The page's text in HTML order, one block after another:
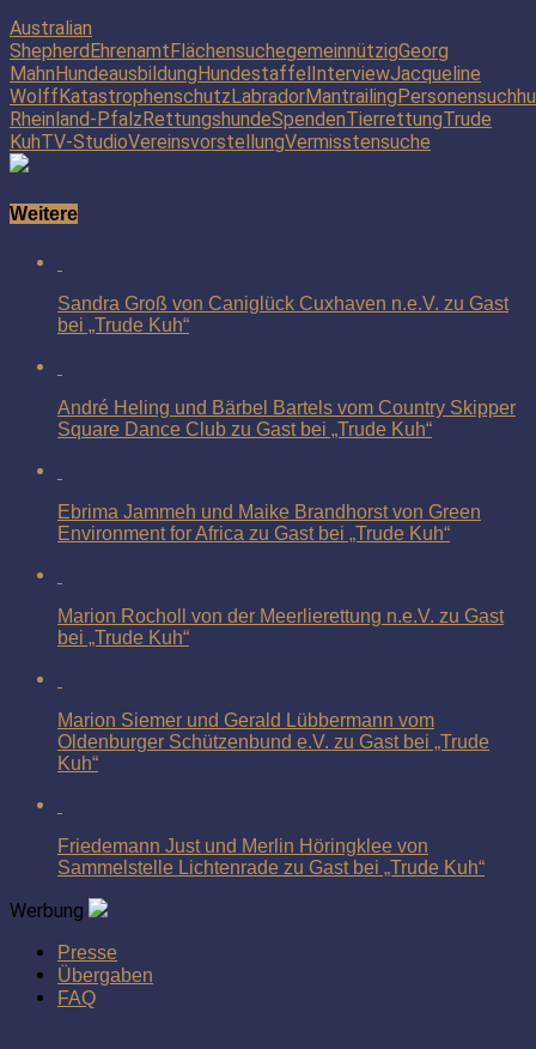
Australian
ShepherdEhrenamtFlächensuchegemeinnützigGeorg
MahnHundeausbildungHundestaffelInterviewJacqueline
WolffKatastrophenschutzLabradorMantrailing
Rheinland-PfalzRettungshundeSpendenTierrettungTrude
KuhTV-StudioVereinsvorstellungVermisstensuche
Weitere
Sandra Groß von Caniglück Cuxhaven n.e.V. zu Gast
bei „Trude Kuh“
André Heling und Bärbel Bartels vom Country Skipper
Square Dance Club zu Gast bei „Trude Kuh“
Ebrima Jammeh und Maike Brandhorst von Green
Environment for Africa zu Gast bei „Trude Kuh“
Marion Rocholl von der Meerlierettung n.e.V. zu Gast
bei „Trude Kuh“
Marion Siemer und Gerald Lübbermann vom
Oldenburger Schützenbund e.V. zu Gast bei „Trude
Kuh“
Friedemann Just und Merlin Höringklee von
Sammelstelle Lichtenrade zu Gast bei „Trude Kuh“
Werbung
Presse
Übergaben
FAQ